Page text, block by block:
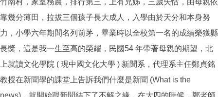
竹南村，家室務農，排行第三，上有兄姊，三歲失怙，由母親依
靠幾分薄田，拉拔三個孩子長大成人，入學由於天分和本身努
力，小學六年期間名列前茅，畢業時以全校第一名的成績榮獲縣
長獎，這是我一生至高的榮耀，民國54 年帶著母親的期望，北
上就讀文化學院 ( 現中國文化大學 ) 新聞系，代理系主任鄭貞銘
教授在新聞學的課堂上告訴我們什麼是新聞 (What is the
news)，就開始跟新聞結下了不解之緣，在大四的時候，鄭老師